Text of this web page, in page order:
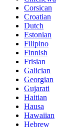
Corsican
Croatian
Dutch
Estonian
Filipino
Finnish
Frisian
Galician
Georgian
Gujarati
Haitian
Hausa
Hawaiian
Hebrew